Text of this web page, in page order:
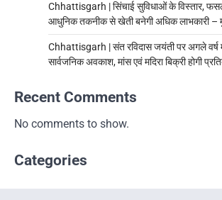
Chhattisgarh | सिंचाई सुविधाओं के विस्तार,
आधुनिक तकनीक से खेती बनेगी अधिक लाभकारी –
Chhattisgarh | संत रविदास जयंती पर अगले वर्ष
सार्वजनिक अवकाश, मांस एवं मदिरा बिक्री होगी
Recent Comments
No comments to show.
Categories